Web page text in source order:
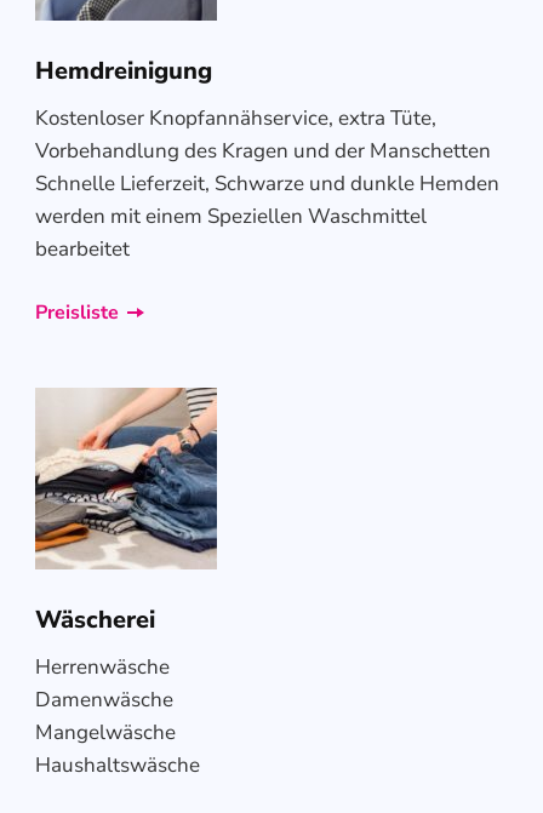
Hemdreinigung
Kostenloser Knopfannähservice, extra Tüte,
Vorbehandlung des Kragen und der Manschetten
Schnelle Lieferzeit, Schwarze und dunkle Hemden
werden mit einem Speziellen Waschmittel
bearbeitet
Preisliste
Wäscherei
Herrenwäsche
Damenwäsche
Mangelwäsche
Haushaltswäsche